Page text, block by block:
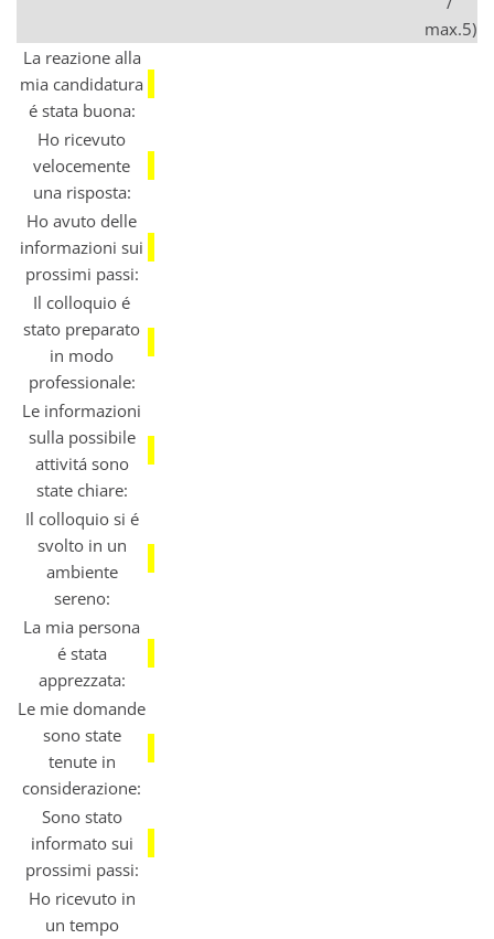
max.5)
La reazione alla
mia candidatura
é stata buona:
Ho ricevuto
velocemente
una risposta:
Ho avuto delle
informazioni sui
prossimi passi:
Il colloquio é
stato preparato
in modo
professionale:
Le informazioni
sulla possibile
attivitá sono
state chiare:
Il colloquio si é
svolto in un
ambiente
sereno:
La mia persona
é stata
apprezzata:
Le mie domande
sono state
tenute in
considerazione:
Sono stato
informato sui
prossimi passi:
Ho ricevuto in
un tempo